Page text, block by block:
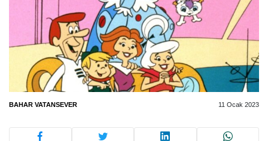
BAHAR VATANSEVER 11 Ocak 2023